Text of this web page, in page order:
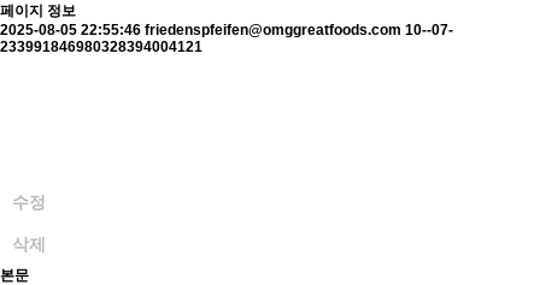
페이지 정보
2025-08-05 22:55:46 friedenspfeifen@omggreatfoods.com 10--07-
233991846980328394004121
수정
삭제
본문